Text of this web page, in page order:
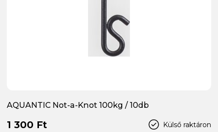
AQUANTIC Not-a-Knot 100kg / 10db
Külső raktáron
1 300 Ft